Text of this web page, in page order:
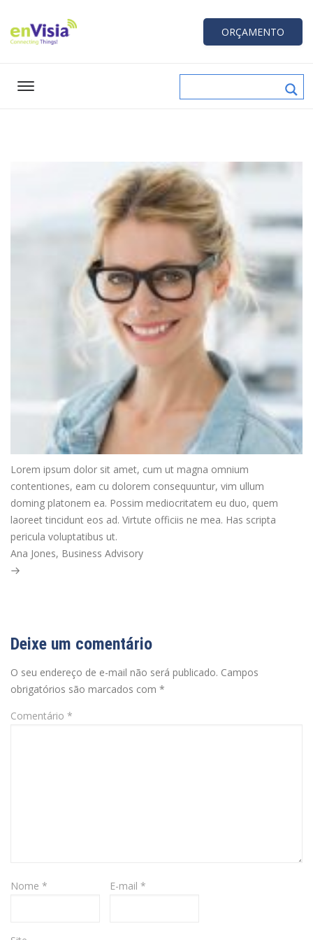
ORÇAMENTO
Lorem ipsum dolor sit amet, cum ut magna omnium
contentiones, eam cu dolorem consequuntur, vim ullum
doming platonem ea. Possim mediocritatem eu duo, quem
laoreet tincidunt eos ad. Virtute officiis ne mea. Has scripta
pericula voluptatibus ut.
Next
Post
Ana Jones, Business Advisory
Deixe um comentário
O seu endereço de e-mail não será publicado. Campos
obrigatórios são marcados com *
Comentário *
Nome * E-mail *